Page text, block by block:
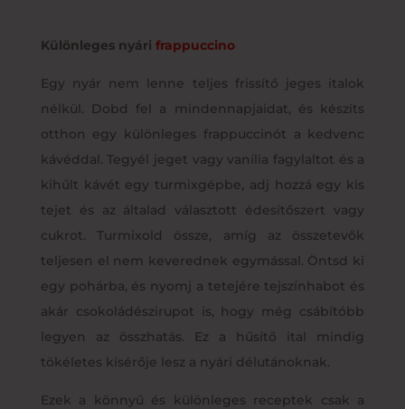
Különleges nyári frappuccino
Egy nyár nem lenne teljes frissítő jeges italok
nélkül. Dobd fel a mindennapjaidat, és készíts
otthon egy különleges frappuccinót a kedvenc
kávéddal. Tegyél jeget vagy vanília fagylaltot és a
kihűlt kávét egy turmixgépbe, adj hozzá egy kis
tejet és az általad választott édesítőszert vagy
cukrot. Turmixold össze, amíg az összetevők
teljesen el nem keverednek egymással. Öntsd ki
egy pohárba, és nyomj a tetejére tejszínhabot és
akár csokoládészirupot is, hogy még csábítóbb
legyen az összhatás. Ez a hűsítő ital mindig
tökéletes kísérője lesz a nyári délutánoknak.
Ezek a könnyű és különleges receptek csak a